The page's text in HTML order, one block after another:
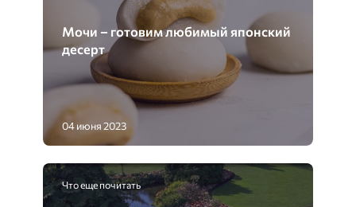
Мочи – готовим любимый японский
десерт
04 июня 2023
Что еще почитать